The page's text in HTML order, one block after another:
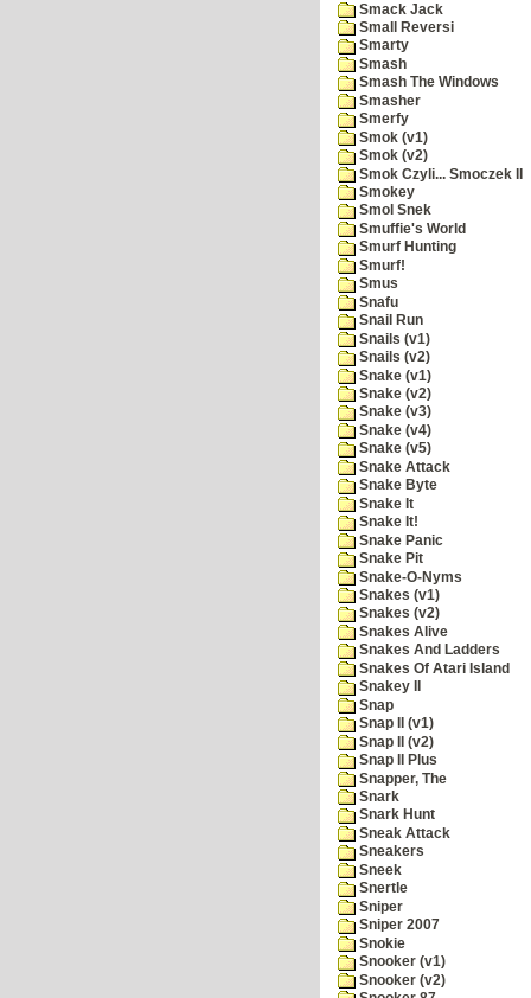
Smack Jack
Small Reversi
Smarty
Smash
Smash The Windows
Smasher
Smerfy
Smok (v1)
Smok (v2)
Smok Czyli... Smoczek II
Smokey
Smol Snek
Smuffie's World
Smurf Hunting
Smurf!
Smus
Snafu
Snail Run
Snails (v1)
Snails (v2)
Snake (v1)
Snake (v2)
Snake (v3)
Snake (v4)
Snake (v5)
Snake Attack
Snake Byte
Snake It
Snake It!
Snake Panic
Snake Pit
Snake-O-Nyms
Snakes (v1)
Snakes (v2)
Snakes Alive
Snakes And Ladders
Snakes Of Atari Island
Snakey II
Snap
Snap II (v1)
Snap II (v2)
Snap II Plus
Snapper, The
Snark
Snark Hunt
Sneak Attack
Sneakers
Sneek
Snertle
Sniper
Sniper 2007
Snokie
Snooker (v1)
Snooker (v2)